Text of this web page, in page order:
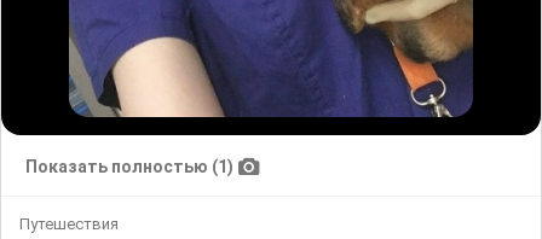
Показать полностью (1)
Путешествия